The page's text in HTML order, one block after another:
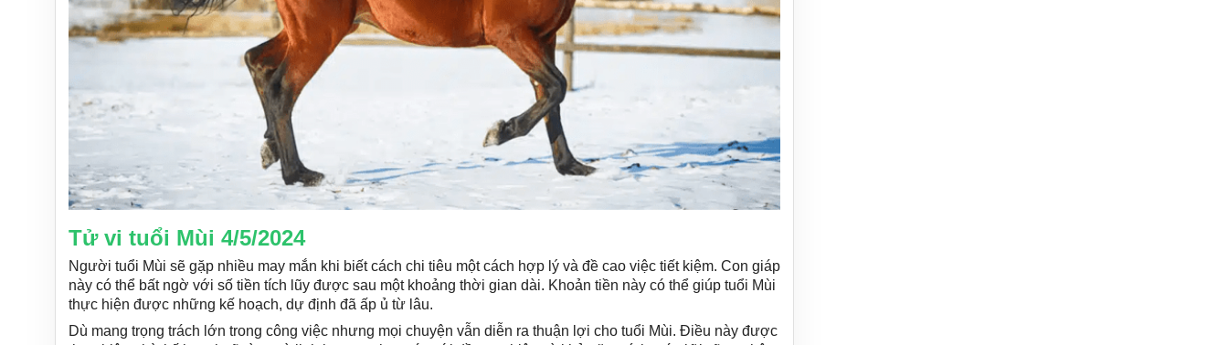
Tử vi tuổi Mùi 4/5/2024
Người tuổi Mùi sẽ gặp nhiều may mắn khi biết cách chi tiêu một cách hợp lý và đề cao việc tiết kiệm. Con giáp
này có thể bất ngờ với số tiền tích lũy được sau một khoảng thời gian dài. Khoản tiền này có thể giúp tuổi Mùi
thực hiện được những kế hoạch, dự định đã ấp ủ từ lâu.
Dù mang trọng trách lớn trong công việc nhưng mọi chuyện vẫn diễn ra thuận lợi cho tuổi Mùi. Điều này được